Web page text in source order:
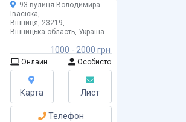
1000 - 2000 грн
93 вулиця Володимира
Івасюка,
Вінниця, 23219,
Вінницька область, Україна
Онлайн Особисто
Карта Лист
Телефон